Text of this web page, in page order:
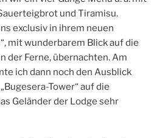
und Tiramisu.
exclusiv in ihrem neuen
mit wunderbarem Blick auf die
der Ferne, übernachten. Am
ich dann noch den Ausblick
Tower“ auf die
Geländer der Lodge sehr